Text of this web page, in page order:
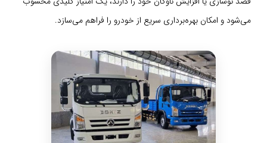
می‌شود و امکان بهره‌برداری سریع از خودرو را فراهم می‌سازد.